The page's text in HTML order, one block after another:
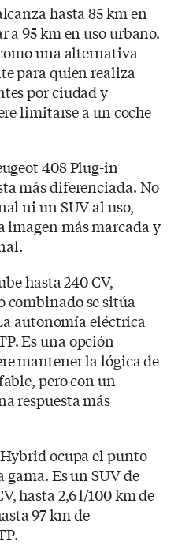
hasta 85 km en
a 95 km en uso urbano.
una alternativa
para quien realiza
por ciudad y
limitarse a un coche
408 Plug-in
más diferenciada. No
ni un SUV al uso,
imagen más marcada y
hasta 240 CV,
combinado se sitúa
autonomía eléctrica
Es una opción
mantener la lógica de
pero con un
respuesta más
ocupa el punto
Es un SUV de
hasta 2,6 l/100 km de
97 km de